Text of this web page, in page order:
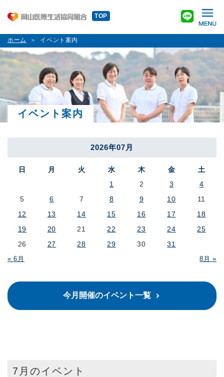
TOP
ホーム イベント案内
イベント案内
2026年07月
日 月 火 水 木 金 土
« 6月 8月 »
1 2 3
4
5
6 7 8 9 10
11
12
13 14 15 16 17
18
19
20 21 22 23 24
25
26
27 28 29 30 31
今月開催のイベント一覧
7月のイベント